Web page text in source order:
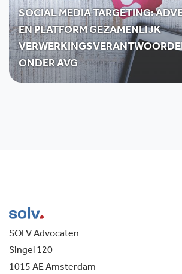
SOCIAL MEDIA TARGETING:
EN PLATFORM GEZAMENLIJK
ONDER AVG
SOLV Advocaten
Singel 120
1015 AE Amsterdam